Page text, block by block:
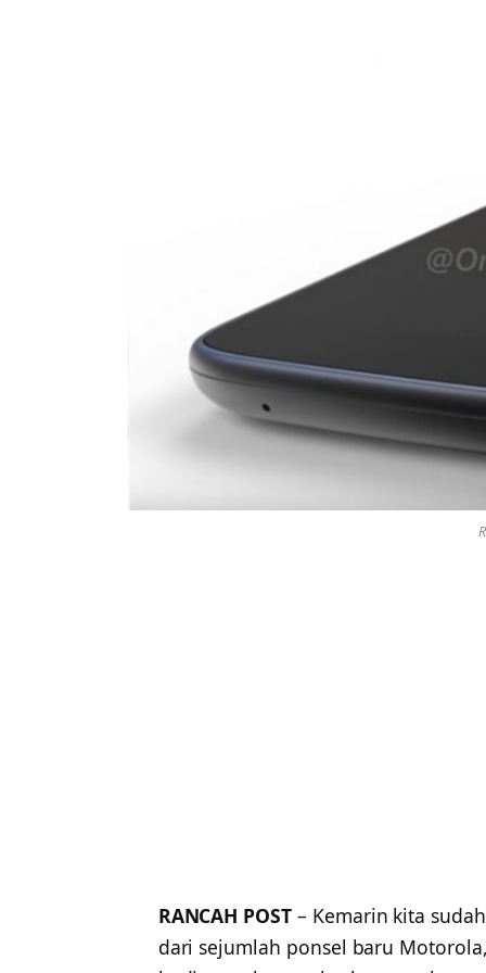
RANCAH POST – Kemarin kita
dari sejumlah ponsel baru